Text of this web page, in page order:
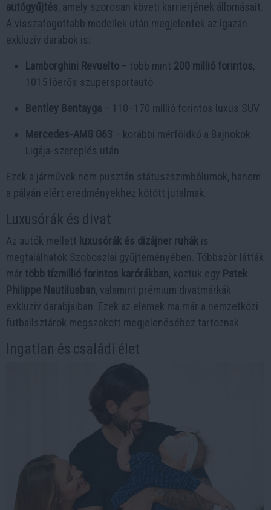
autógyűjtés, amely szorosan követi karrierjének állomásait.
A visszafogottabb modellek után megjelentek az igazán
exkluzív darabok is:
Lamborghini Revuelto – több mint 200 millió forintos,
1015 lóerős szupersportautó
Bentley Bentayga – 110–170 millió forintos luxus SUV
Mercedes-AMG G63 – korábbi mérföldkő a Bajnokok
Ligája-szereplés után
Ezek a járművek nem pusztán státuszszimbólumok, hanem
a pályán elért eredményekhez kötött jutalmak.
Luxusórák és divat
Az autók mellett luxusórák és dizájner ruhák is
megtalálhatók Szoboszlai gyűjteményében. Többször látták
már több tízmillió forintos karórákban, köztük egy Patek
Philippe Nautilusban, valamint prémium divatmárkák
exkluzív darabjaiban. Ezek az elemek ma már a nemzetközi
futballsztárok megszokott megjelenéséhez tartoznak.
Ingatlan és családi élet